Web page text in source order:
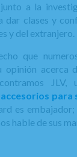
a la
dar clases y
y del extranjero.
que
opinión acerca
JLV,
accesorios para
es
hable de sus